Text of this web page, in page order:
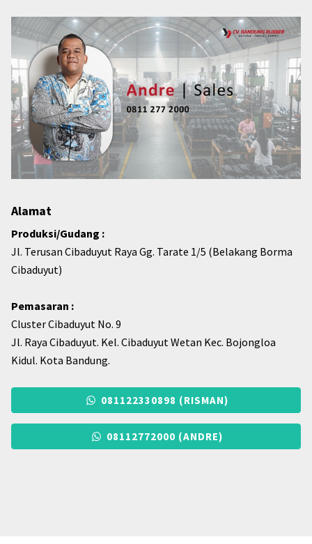
Alamat
Produksi/Gudang :
Jl. Terusan Cibaduyut Raya Gg. Tarate 1/5 (Belakang Borma
Cibaduyut)
Pemasaran :
Cluster Cibaduyut No. 9
Jl. Raya Cibaduyut. Kel. Cibaduyut Wetan Kec. Bojongloa
Kidul. Kota Bandung.
081122330898 (RISMAN)
08112772000 (ANDRE)